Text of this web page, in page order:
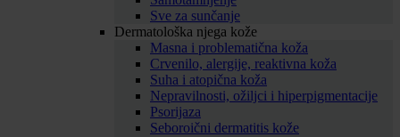
Sve za sunčanje
Dermatološka njega kože
Masna i problematična koža
Crvenilo, alergije, reaktivna koža
Suha i atopična koža
Nepravilnosti, ožiljci i hiperpigmentacije
Psorijaza
Seboroični dermatitis kože